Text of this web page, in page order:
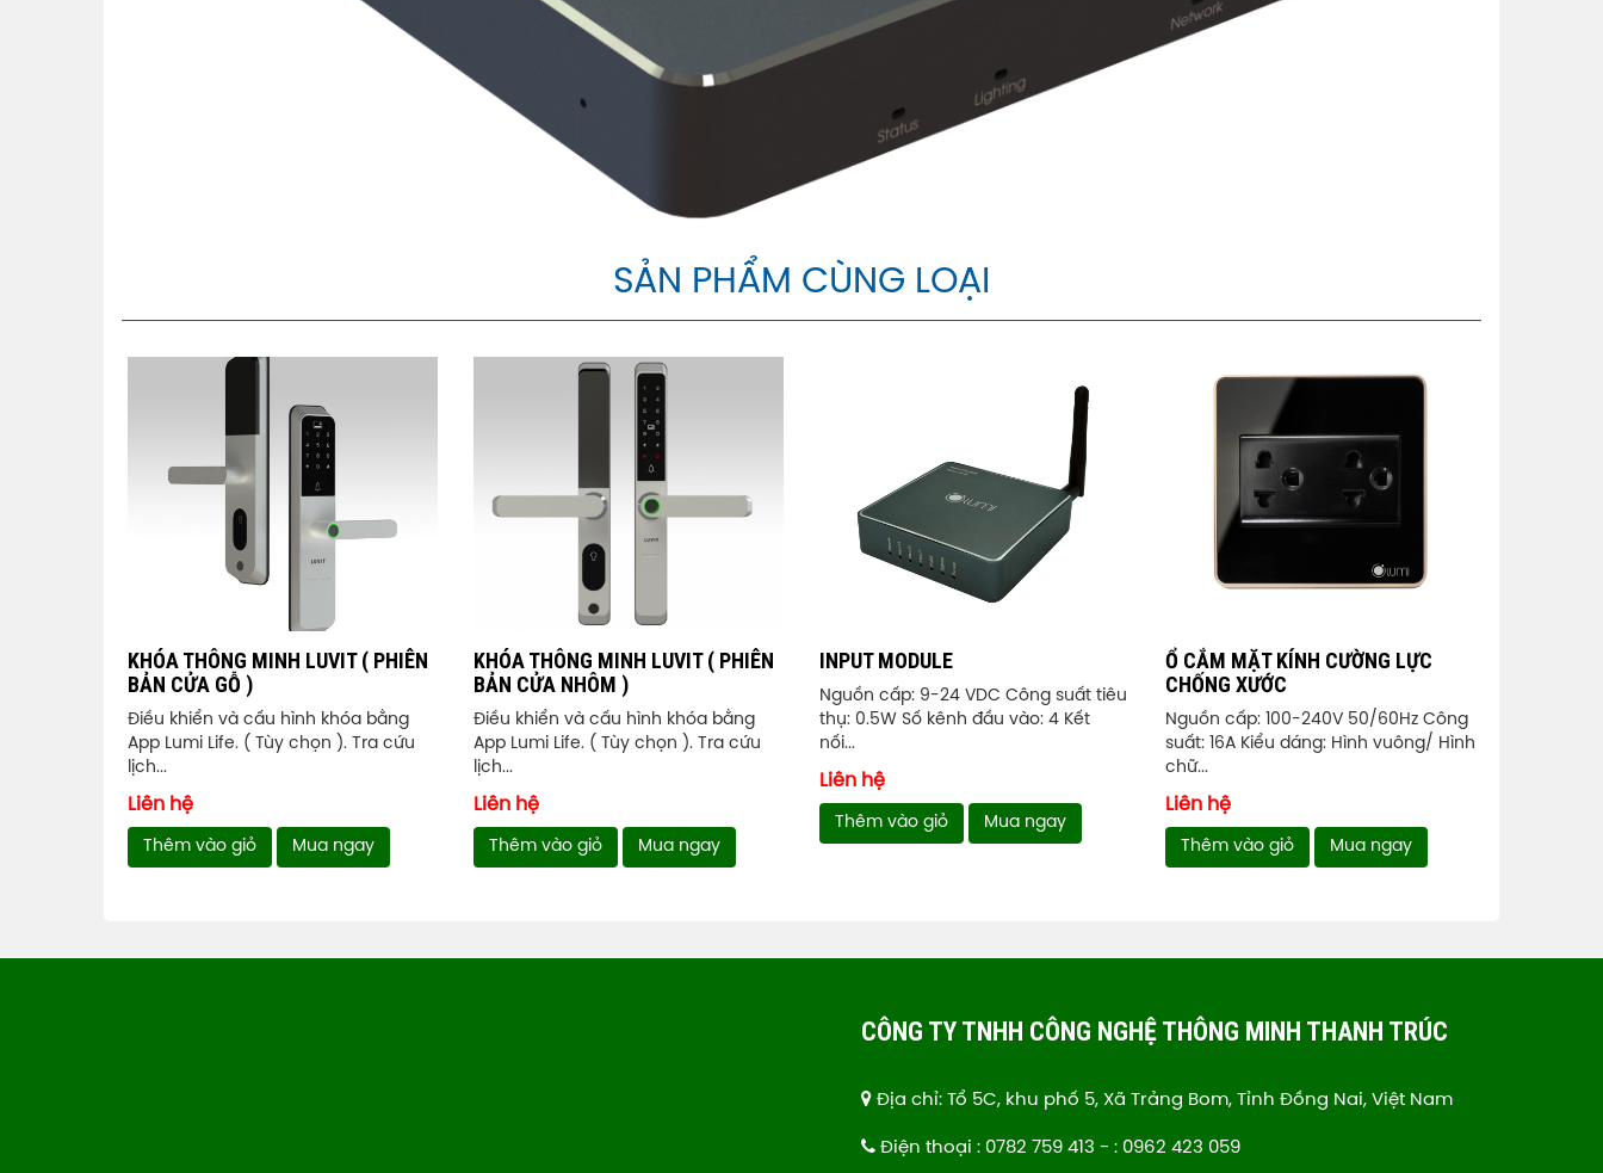
SẢN PHẨM CÙNG LOẠI
KHÓA THÔNG MINH LUVIT ( PHIÊN
BẢN CỬA GỖ )
Điều khiển và cấu hình khóa bằng
App Lumi Life. ( Tùy chọn ). Tra cứu
lịch...
Liên hệ
Thêm vào giỏ Mua ngay
KHÓA THÔNG MINH LUVIT ( PHIÊN
BẢN CỬA NHÔM )
Điều khiển và cấu hình khóa bằng
App Lumi Life. ( Tùy chọn ). Tra cứu
lịch...
Liên hệ
Thêm vào giỏ Mua ngay
INPUT MODULE
Nguồn cấp: 9-24 VDC Công suất tiêu
thụ: 0.5W Số kênh đầu vào: 4 Kết
nối...
Liên hệ
Thêm vào giỏ Mua ngay
Ổ CẮM MẶT KÍNH CƯỜNG LỰC
CHỐNG XƯỚC
Nguồn cấp: 100-240V 50/60Hz Công
suất: 16A Kiểu dáng: Hình vuông/ Hình
chữ...
Liên hệ
Thêm vào giỏ Mua ngay
CÔNG TY TNHH CÔNG NGHỆ THÔNG MINH THANH TRÚC
Địa chỉ: Tổ 5C, khu phố 5, Xã Trảng Bom, Tỉnh Đồng Nai, Việt Nam
Điện thoại : 0782 759 413 - : 0962 423 059